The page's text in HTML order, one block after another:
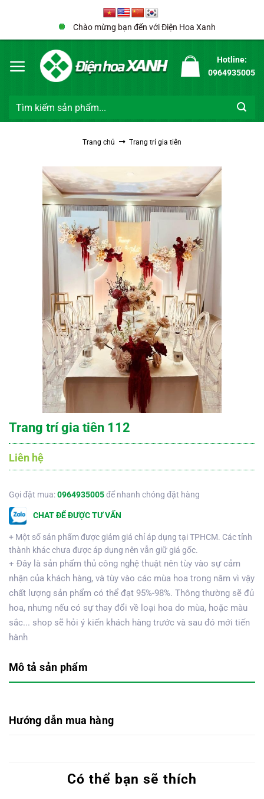
Chào mừng bạn đến với Điện Hoa Xanh
Hotline:
0964935005
Tìm
Trang chủ Trang trí gia tiên
Trang trí gia tiên 112
Liên hệ
Gọi đặt mua:0964935005để nhanh chóng đặt hàng
CHAT ĐỂ ĐƯỢC TƯ VẤN
+ Một số sản phẩm được giảm giá chỉ áp dụng tại TPHCM. Các tỉnh
thành khác chưa được áp dụng nên vẫn giữ giá gốc.
+ Đây là sản phẩm thủ công nghệ thuật nên tùy vào sự cảm
nhận của khách hàng, và tùy vào các mùa hoa trong năm vì vậy
chất lượng sản phẩm có thể đạt 95%-98%. Thông thường sẽ đủ
hoa, nhưng nếu có sự thay đổi về loại hoa do mùa, hoặc màu
sắc... shop sẽ hỏi ý kiến khách hàng trước và sau đó mới tiến
hành
Mô tả sản phẩm
Hướng dẫn mua hàng
Có thể bạn sẽ thích